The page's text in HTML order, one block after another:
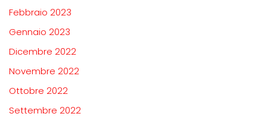
Febbraio 2023
Gennaio 2023
Dicembre 2022
Novembre 2022
Ottobre 2022
Settembre 2022